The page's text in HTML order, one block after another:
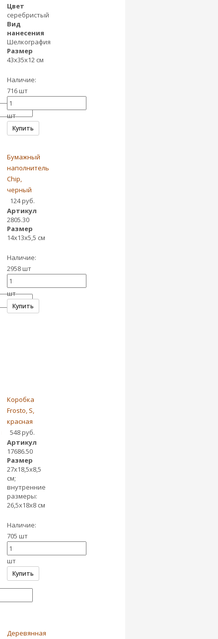
Цвет
серебристый
Вид
нанесения
Шелкография
Размер
43х35х12 см
Наличие:
716 шт
шт
Купить
Бумажный
наполнитель
Chip,
черный
124 руб.
Артикул
2805.30
Размер
14х13х5,5 см
Наличие:
2958 шт
шт
Купить
Коробка
Frosto, S,
красная
548 руб.
Артикул
17686.50
Размер
27х18,5х8,5
см;
внутренние
размеры:
26,5х18х8 см
Наличие:
705 шт
шт
Купить
Деревянная